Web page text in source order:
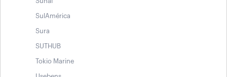
SulAmérica
Sura
SUTHUB
Tokio Marine